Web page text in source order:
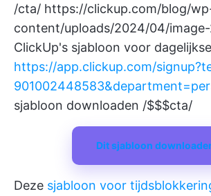
/cta/ https://clickup.com/blog/
content/uploads/2024/04/
ClickUp's sjabloon voor
https://app.clickup.com/
sjabloon downloaden /$$$cta/
Dit sjabloon
Deze sjabloon voor